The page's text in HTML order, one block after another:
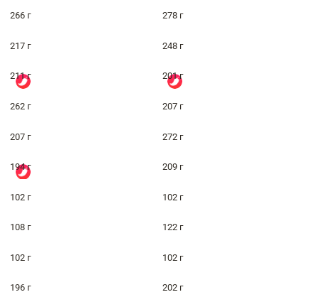
266 г 278 г
217 г 248 г
211 г 201 г
262 г 207 г
207 г 272 г
194 г 209 г
102 г 102 г
108 г 122 г
102 г 102 г
196 г 202 г